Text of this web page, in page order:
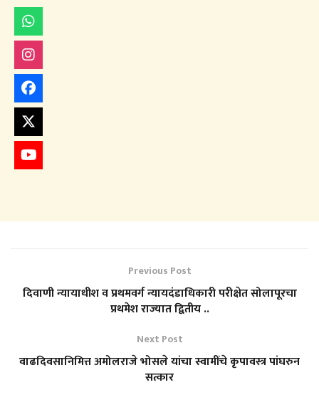
Previous Post
दिवाणी न्यायाधीश व प्रथमवर्ग न्यायदंडाधिकारी परीक्षेत सोलापूरचा
प्रथमेश राज्यात द्वितीय ..
Next Post
वाढदिवसानिमित्त अमोलराजे भोसले यांचा स्वामींचे कृपावस्त्र पांघरुन
सत्कार